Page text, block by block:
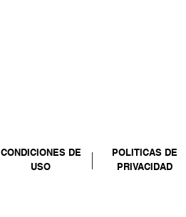
CONDICIONES DE
USO
POLITICAS DE
PRIVACIDAD